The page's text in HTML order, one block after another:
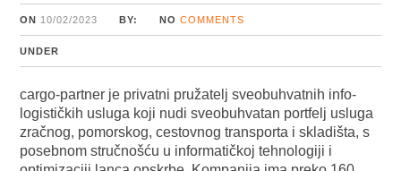
ON 10/02/2023 BY: NO COMMENTS
UNDER
cargo-partner je privatni pružatelj sveobuhvatnih info-
logističkih usluga koji nudi sveobuhvatan portfelj usluga
zračnog, pomorskog, cestovnog transporta i skladišta, s
posebnom stručnošću u informatičkoj tehnologiji i